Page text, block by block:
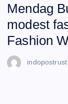
Mendag
modest
Fashion
indopostrust